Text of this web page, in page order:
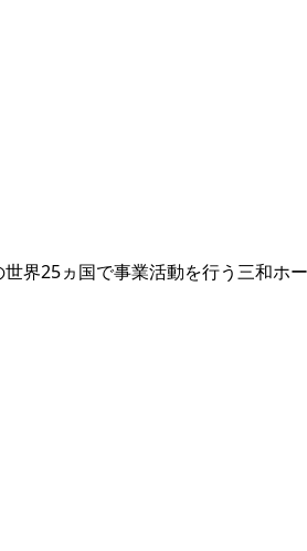
界25ヵ国で事業活動を行う三和ホ